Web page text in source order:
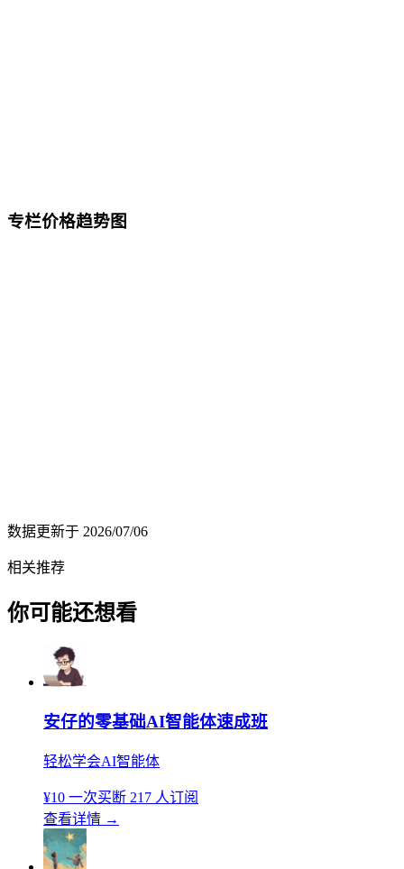
专栏价格趋势图
数据更新于 2026/07/06
相关推荐
你可能还想看
安仔的零基础AI智能体速成班
轻松学会AI智能体
¥10 一次买断 217 人订阅
查看详情 →